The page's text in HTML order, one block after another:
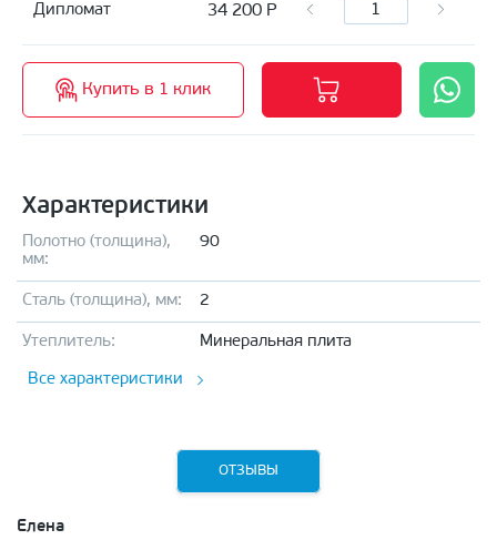
Дипломат 34 200 Р
Купить в 1 клик
Характеристики
Полотно (толщина),
мм:
90
Сталь (толщина), мм: 2
Утеплитель: Минеральная плита
Все характеристики
ОТЗЫВЫ
Елена